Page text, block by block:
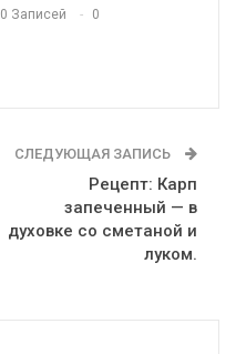
Записей 0
СЛЕДУЮЩАЯ ЗАПИСЬ
Рецепт: Карп
запеченный — в
духовке со сметаной и
луком.